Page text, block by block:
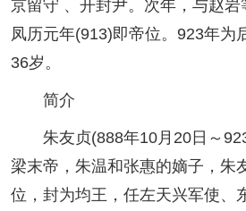
京留守 、开封尹。次年，与赵岩
凤历元年(913)即帝位。923年为
36岁。
简介
朱友贞(888年10月20日～
梁末帝，朱温和张惠的嫡子，朱
位，封为均王，任左天兴军使、